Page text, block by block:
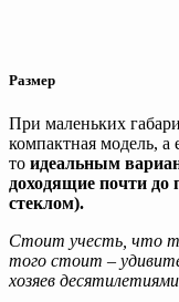
Размер
При маленьких
компактная модель,
то идеальным
доходящие почти
стеклом).
Стоит учесть, что
того стоит –
хозяев